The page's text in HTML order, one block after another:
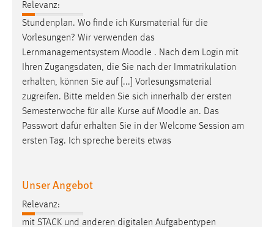
Relevanz:
Stundenplan. Wo finde ich Kursmaterial für die
Vorlesungen? Wir verwenden das
Lernmanagementsystem Moodle . Nach dem Login mit
Ihren Zugangsdaten, die Sie nach der Immatrikulation
erhalten, können Sie auf [...] Vorlesungsmaterial
zugreifen. Bitte melden Sie sich innerhalb der ersten
Semesterwoche für alle Kurse auf Moodle an. Das
Passwort dafür erhalten Sie in der Welcome Session am
ersten Tag. Ich spreche bereits etwas
Unser Angebot
Relevanz:
mit STACK und anderen digitalen Aufgabentypen
Name:
site-language-preference
Zweck:
Das Cookie speichert die gewählte Sprache der Website.
Cookie Laufzeit:
30 Tage
Chat
chat-frame-style-5e9dbeb1811c0446
Zweck:
Wird benötigt um die Chatfunktion nutzen zu können.